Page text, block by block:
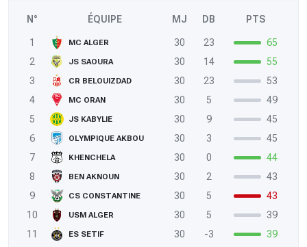
N° ÉQUIPE MJ DB PTS
1 MC ALGER 30 23
65
2
JS SAOURA 30 14
55
3
CR BELOUIZDAD 30 23
53
4
MC ORAN 30 5
49
5
JS KABYLIE 30 9
45
6
OLYMPIQUE AKBOU 30 3
45
7
KHENCHELA 30 0
44
8
BEN AKNOUN 30 2
43
9
CS CONSTANTINE 30 5
43
10
USM ALGER 30 5
39
11
ES SETIF 30 -3
39